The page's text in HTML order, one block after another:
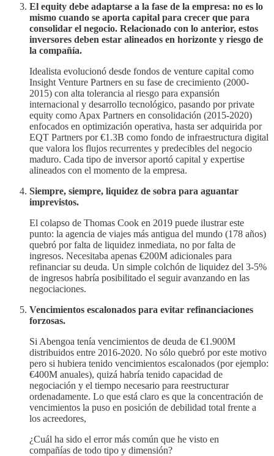
El equity debe adaptarse a la fase de la empresa: no es lo
mismo cuando se aporta capital para crecer que para
consolidar el negocio. Relacionado con lo anterior, estos
inversores deben estar alineados en horizonte y riesgo de
la compañía.
Idealista evolucionó desde fondos de venture capital como
Insight Venture Partners en su fase de crecimiento (2000-
2015) con alta tolerancia al riesgo para expansión
internacional y desarrollo tecnológico, pasando por private
equity como Apax Partners en consolidación (2015-2020)
enfocados en optimización operativa, hasta ser adquirida por
EQT Partners por €1.3B como fondo de infraestructura digital
que valora los flujos recurrentes y predecibles del negocio
maduro. Cada tipo de inversor aportó capital y expertise
alineados con el momento de la empresa.
Siempre, siempre, liquidez de sobra para aguantar
imprevistos.
El colapso de Thomas Cook en 2019 puede ilustrar este
punto: la agencia de viajes más antigua del mundo (178 años)
quebró por falta de liquidez inmediata, no por falta de
ingresos. Necesitaba apenas €200M adicionales para
refinanciar su deuda. Un simple colchón de liquidez del 3-5%
de ingresos habría posibilitado el seguir avanzando en las
negociaciones.
Vencimientos escalonados para evitar refinanciaciones
forzosas.
Si Abengoa tenía vencimientos de deuda de €1.900M
distribuidos entre 2016-2020. No sólo quebró por este motivo
pero si hubiera tenido vencimientos escalonados (por ejemplo:
€400M anuales), quizá habría tenido capacidad de
negociación y el tiempo necesario para reestructurar
ordenadamente. Lo que está claro es que la concentración de
vencimientos la puso en posición de debilidad total frente a
los acreedores,
¿Cuál ha sido el error más común que he visto en
compañías de todo tipo y dimensión?